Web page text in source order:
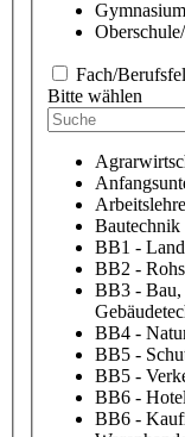
Fach/
Bitte wählen
Arbeitslehre
Bautechnik
BB1 -
BB2 -
BB3 - Bau,
BB4 -
BB5 -
BB5 -
BB6 -
BB6 -